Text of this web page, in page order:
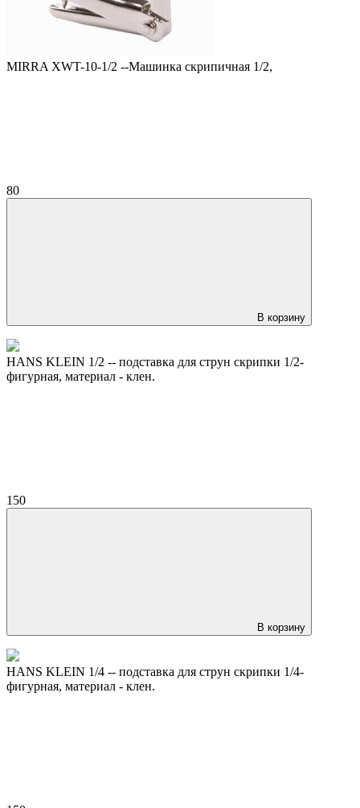
MIRRA XWT-10-1/2 --Машинка скрипичная 1/2,
80
В корзину
HANS KLEIN 1/2 -- подставка для струн скрипки 1/2-
фигурная, материал - клен.
150
В корзину
HANS KLEIN 1/4 -- подставка для струн скрипки 1/4-
фигурная, материал - клен.